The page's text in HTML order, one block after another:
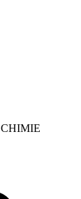
CHIMIE